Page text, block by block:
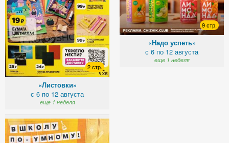
2 стр.
«Листовки»
с 6 по 12 августа
еще 1 неделя
9 стр.
«Надо успеть»
с 6 по 12 августа
еще 1 неделя